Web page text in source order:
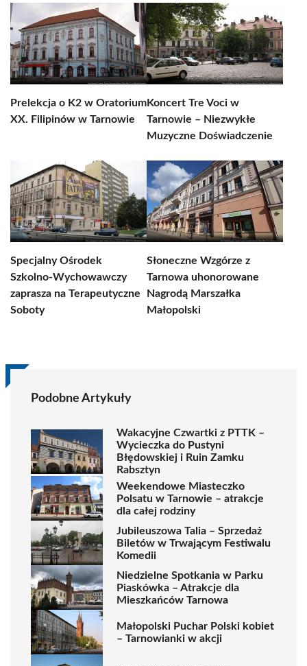
Prelekcja o K2 w Oratorium
XX. Filipinów w Tarnowie
Koncert Tre Voci w
Tarnowie – Niezwykłe
Muzyczne Doświadczenie
Specjalny Ośrodek
Szkolno-Wychowawczy
zaprasza na Terapeutyczne
Soboty
Słoneczne Wzgórze z
Tarnowa uhonorowane
Nagrodą Marszałka
Małopolski
Podobne Artykuły
Wakacyjne Czwartki z PTTK –
Wycieczka do Pustyni
Błędowskiej i Ruin Zamku
Rabsztyn
Weekendowe Miasteczko
Polsatu w Tarnowie – atrakcje
dla całej rodziny
Jubileuszowa Talia – Sprzedaż
Biletów w Trwającym Festiwalu
Komedii
Niedzielne Spotkania w Parku
Piaskówka – Atrakcje dla
Mieszkańców Tarnowa
Małopolski Puchar Polski kobiet
– Tarnowianki w akcji